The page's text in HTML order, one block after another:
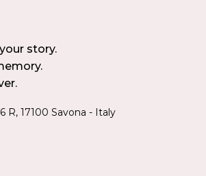
story.
R, 17100 Savona - Italy